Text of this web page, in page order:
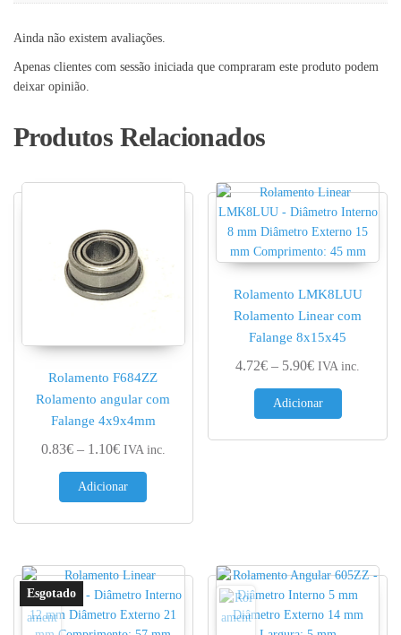
Ainda não existem avaliações.
Apenas clientes com sessão iniciada que compraram este produto podem
deixar opinião.
Produtos Relacionados
Rolamento F684ZZ
Rolamento angular com
Falange 4x9x4mm
0.83€ – 1.10€Price range: 0.83€ through 1.10€
IVA inc.
Adicionar
Rolamento LMK8LUU
Rolamento Linear com
Falange 8x15x45
4.72€ – 5.90€Price range:
IVA inc.
Adicionar